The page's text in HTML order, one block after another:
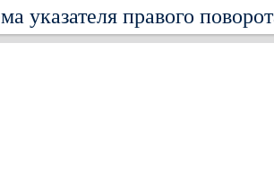
указателя правого